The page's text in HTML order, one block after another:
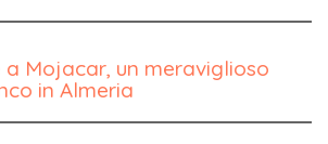
a Mojacar, un meraviglioso
in Almeria